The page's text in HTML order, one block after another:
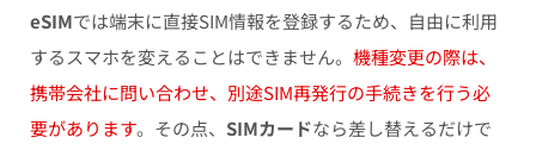
eSIMでは端末に直接SIM情報を登録するため、自由に利用
するスマホを変えることはできません。 機種変更の際は、
携帯会社に問い合わせ、別途SIM再発行の手続きを行う必
要があります。その点、 SIMカードなら差し替えるだけで